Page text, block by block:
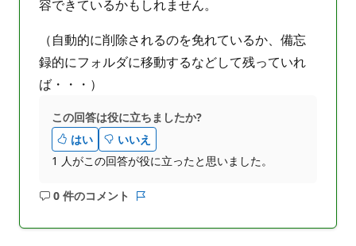
容できているかもしれません。
（自動的に削除されるのを免れているか、備忘
録的にフォルダに移動するなどして残っていれ
ば・・・）
この回答は役に立ちましたか?
はい
いいえ
1 人がこの回答が役に立ったと思いました。
0 件のコメント
コ